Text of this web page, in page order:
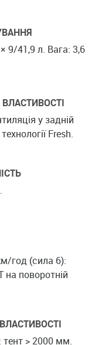
9/41,9 л. Вага: 3,6
у задній
Fresh.
год (сила 6):
поворотній
тент > 2000 мм.